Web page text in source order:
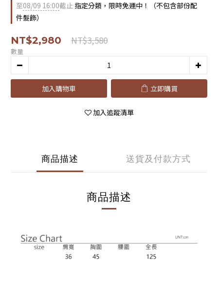
至08/09 16:00截止 指定分類，限時免運中！（不包含部份配
件髮飾）
NT$2,980 NT$3,580
數量
加入購物車 立即購買
加入追蹤清單
商品描述 送貨及付款方式
商品描述